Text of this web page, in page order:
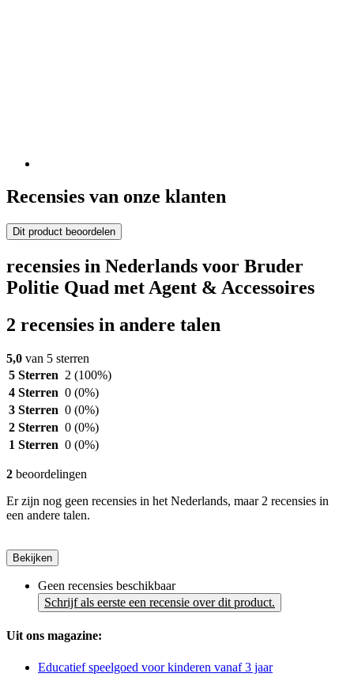
Recensies van onze klanten
Dit product beoordelen
recensies in Nederlands voor Bruder
Politie Quad met Agent & Accessoires
2 recensies in andere talen
5,0 van 5 sterren
5 Sterren 2 (100%)
4 Sterren 0 (0%)
3 Sterren 0 (0%)
2 Sterren 0 (0%)
1 Sterren 0 (0%)
2 beoordelingen
Er zijn nog geen recensies in het Nederlands, maar 2 recensies in
een andere talen.
Bekijken
Geen recensies beschikbaar
Schrijf als eerste een recensie over dit product.
Uit ons magazine:
Educatief speelgoed voor kinderen vanaf 3 jaar